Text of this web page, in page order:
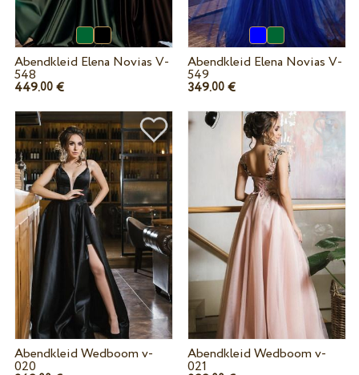
Abendkleid Elena Novias V-
548
449.00€
Abendkleid Elena Novias V-
549
349.00 €
Abendkleid Wedboom v-
020
Abendkleid Wedboom v-
021